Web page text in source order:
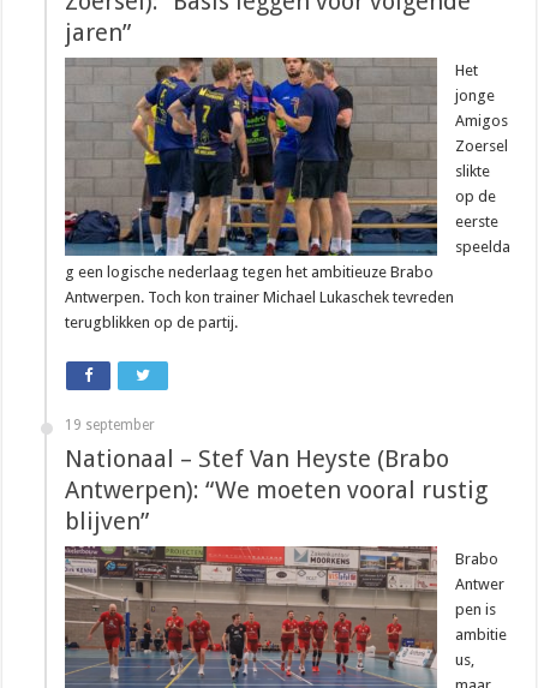
jaren”
Het
jonge
Amigos
Zoersel
slikte
op de
eerste
speelda
g een logische nederlaag tegen het ambitieuze Brabo
Antwerpen. Toch kon trainer Michael Lukaschek tevreden
terugblikken op de partij.
19 september
Nationaal – Stef Van Heyste (Brabo
Antwerpen): “We moeten vooral rustig
blijven”
Brabo
Antwer
pen is
ambitie
us,